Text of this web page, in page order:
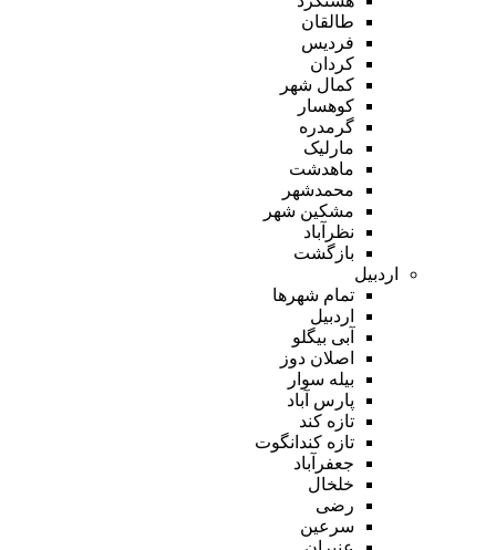
طالقان
فردیس
کردان
کمال شهر
کوهسار
گرمدره
مارلیک
ماهدشت
محمدشهر
مشکین شهر
نظرآباد
بازگشت
اردبیل
تمام شهر‌ها
اردبیل
آبی بیگلو
اصلان دوز
بیله سوار
پارس آباد
تازه کند
تازه کندانگوت
جعفرآباد
خلخال
رضی
سرعین